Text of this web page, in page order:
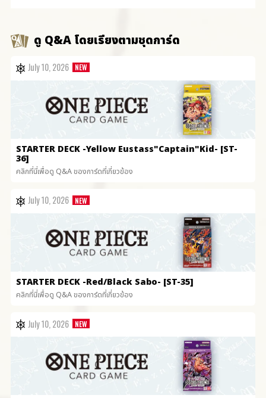
ดู Q&A โดยเรียงตามชุดการ์ด
July 10, 2026
STARTER DECK -Yellow Eustass"Captain"Kid- [ST-
36]
คลิกที่นี่เพื่อดู Q&A ของการ์ดที่เกี่ยวข้อง
July 10, 2026
STARTER DECK -Red/Black Sabo- [ST-35]
คลิกที่นี่เพื่อดู Q&A ของการ์ดที่เกี่ยวข้อง
July 10, 2026